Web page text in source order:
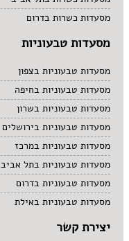
מסעדות כשרות בדרום
מסעדות טבעוניות
מסעדות טבעוניות בצפון
מסעדות טבעוניות בחיפה
מסעדות טבעוניות בשרון
מסעדות טבעוניות בירושלים
מסעדות טבעוניות במרכז
מסעדות טבעוניות בתל אביב
מסעדות טבעוניות בדרום
מסעדות טבעוניות באילת
יצירת קשר